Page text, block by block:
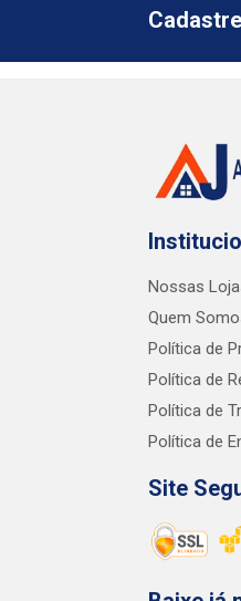
Nossas
Quem
Política de
Política de
Política de
Política de
Site